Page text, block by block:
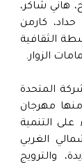
هاني شاكر،
كارمن
الثقافية
الزوار.
المتحدة
مهرجان
التنمية
الغربي
والترويج